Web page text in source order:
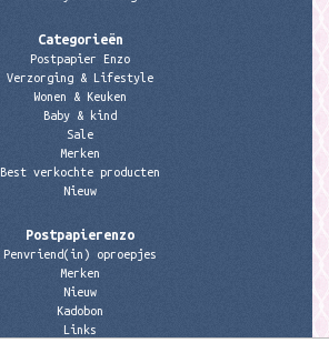
Categorieën
Postpapier Enzo
Verzorging & Lifestyle
Wonen & Keuken
Baby & kind
Sale
Merken
Best verkochte producten
Nieuw
Postpapierenzo
Penvriend(in) oproepjes
Merken
Nieuw
Kadobon
Links